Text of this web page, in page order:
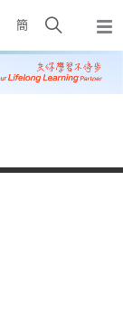
簡
Open
search
panel